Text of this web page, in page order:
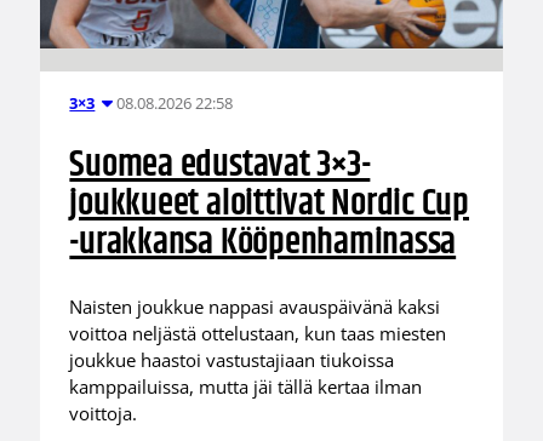
3×3 08.08.2026 22:58
Suomea edustavat 3×3-
joukkueet aloittivat Nordic Cup
-urakkansa Kööpenhaminassa
Naisten joukkue nappasi avauspäivänä kaksi
voittoa neljästä ottelustaan, kun taas miesten
joukkue haastoi vastustajiaan tiukoissa
kamppailuissa, mutta jäi tällä kertaa ilman
voittoja.